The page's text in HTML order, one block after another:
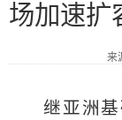
场加速扩
来
继亚洲